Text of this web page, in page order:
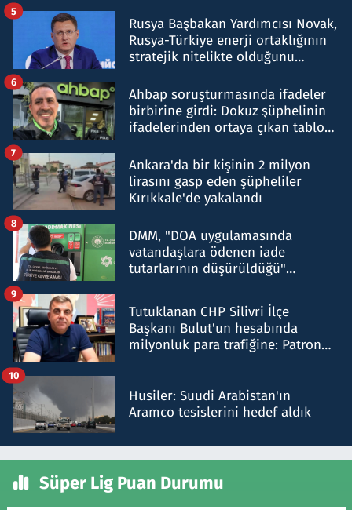
Rusya Başbakan Yardımcısı Novak,
Rusya-Türkiye enerji ortaklığının
stratejik nitelikte olduğunu
5
Ahbap soruşturmasında ifadeler
birbirine girdi: Dokuz şüphelinin
ifadelerinden ortaya çıkan tablo
6
Ankara'da bir kişinin 2 milyon
lirasını gasp eden şüpheliler
Kırıkkale'de yakalandı
7
DMM, "DOA uygulamasında
vatandaşlara ödenen iade
tutarlarının düşürüldüğü"
8
Tutuklanan CHP Silivri İlçe
Başkanı Bulut'un hesabında
milyonluk para trafiğine: Patron
9
Husiler: Suudi Arabistan'ın
Aramco tesislerini hedef aldık
10
Süper Lig Puan Durumu